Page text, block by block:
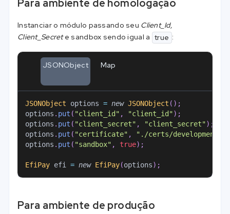
Para ambiente de homologação
Instanciar o módulo passando seu Client_Id,
Client_Secrete sandbox sendo igual a true :
JSONObject Map
JSONObject options = new JSONObject ( ) ;
options . put ( "client_id" , "client_id") ;
options . put ( "client_secret" , "client_secret") ;
options . put ( "certificate" ,
"./certs/
options . put ( "sandbox" , true) ;
EfiPay efi = new EfiPay(options) ;
Para ambiente de produção